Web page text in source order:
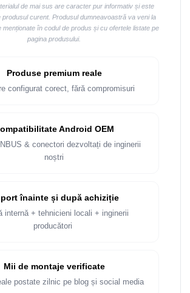
de mai sus are caracter pur informativ și este
produsul curent. Produsul dumneavoastră va veni la
menționate în codul de produs și cu ofertele listate pe
pagina produsului.
Produse premium reale
configurat corect, fără compromisuri
Android OEM
& conectori dezvoltați de inginerii
noștri
înainte și după achiziție
internă + tehnicieni locali + inginerii
producători
Mii de montaje verificate
postate zilnic pe blog și social media